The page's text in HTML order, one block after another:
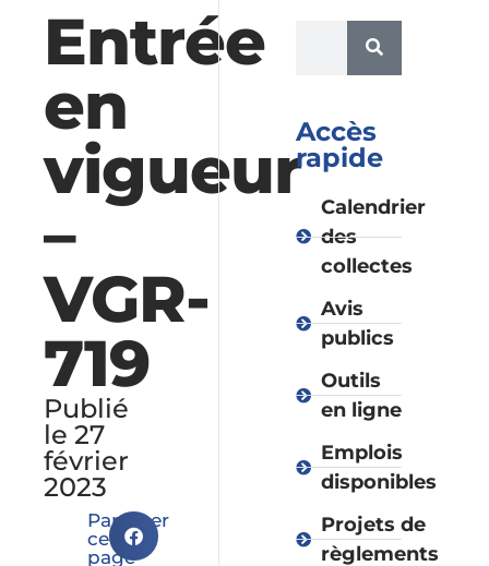
Entrée
en
vigueur
–
VGR-
719
Publié
le 27
février
2023
Partager
cette
page
Accès
rapide
Calendrier
des
collectes
Avis
publics
Outils
en ligne
Emplois
disponibles
Projets de
règlements